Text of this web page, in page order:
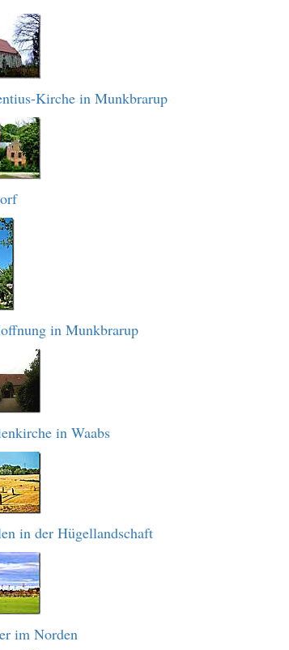
Kirche in Munkbrarup
in Munkbrarup
in Waabs
in der Hügellandschaft
im Norden